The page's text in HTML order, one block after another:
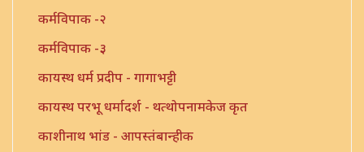
कर्मविपाक -२
कर्मविपाक -३
कायस्थ धर्म प्रदीप - गागाभट्टी
कायस्थ परभू धर्मादर्श - थत्थोपनामकेज कृत
काशीनाथ भांड - आपस्तंबान्हीक